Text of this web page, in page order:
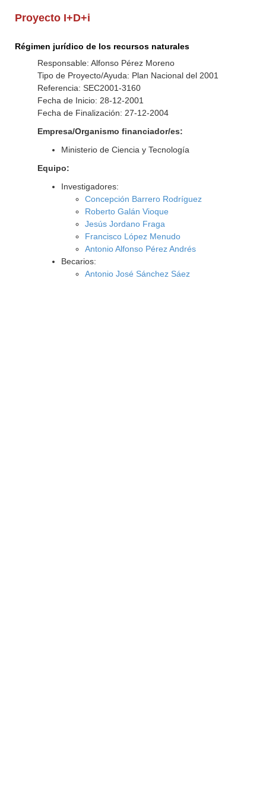
Proyecto I+D+i
Régimen jurídico de los recursos naturales
Responsable: Alfonso Pérez Moreno
Tipo de Proyecto/Ayuda: Plan Nacional del 2001
Referencia: SEC2001-3160
Fecha de Inicio: 28-12-2001
Fecha de Finalización: 27-12-2004
Empresa/Organismo financiador/es:
Ministerio de Ciencia y Tecnología
Equipo:
Investigadores:
Concepción Barrero Rodríguez
Roberto Galán Vioque
Jesús Jordano Fraga
Francisco López Menudo
Antonio Alfonso Pérez Andrés
Becarios:
Antonio José Sánchez Sáez